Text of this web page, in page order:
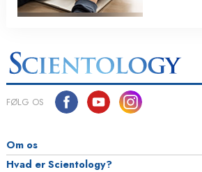
FØLG OS
Om os
Hvad er Scientology?